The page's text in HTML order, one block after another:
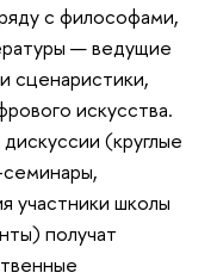
с философами,
— ведущие
сценаристики,
искусства.
(круглые
участники школы
получат